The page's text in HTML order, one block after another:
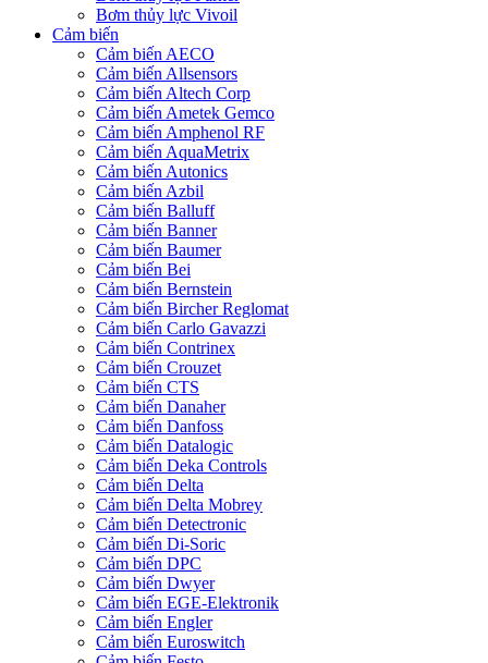
Bơm thủy lực Vivoil
Cảm biến
Cảm biến AECO
Cảm biến Allsensors
Cảm biến Altech Corp
Cảm biến Ametek Gemco
Cảm biến Amphenol RF
Cảm biến AquaMetrix
Cảm biến Autonics
Cảm biến Azbil
Cảm biến Balluff
Cảm biến Banner
Cảm biến Baumer
Cảm biến Bei
Cảm biến Bernstein
Cảm biến Bircher Reglomat
Cảm biến Carlo Gavazzi
Cảm biến Contrinex
Cảm biến Crouzet
Cảm biến CTS
Cảm biến Danaher
Cảm biến Danfoss
Cảm biến Datalogic
Cảm biến Deka Controls
Cảm biến Delta
Cảm biến Delta Mobrey
Cảm biến Detectronic
Cảm biến Di-Soric
Cảm biến DPC
Cảm biến Dwyer
Cảm biến EGE-Elektronik
Cảm biến Engler
Cảm biến Euroswitch